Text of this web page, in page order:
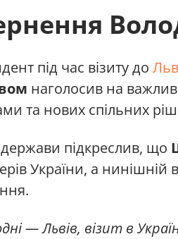
під час візиту до
наголосив на
та нових спільних
держави підкреслив, що
України, а нинішній
— Львів, візит в